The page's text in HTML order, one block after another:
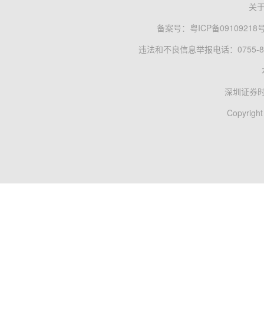
关
备案号： 粤ICP备09109218
违法和不良信息举报电话：0755-
深圳证券